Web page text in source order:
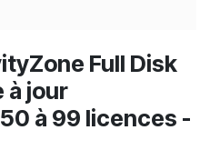
Full Disk
à jour
à 99 licences -